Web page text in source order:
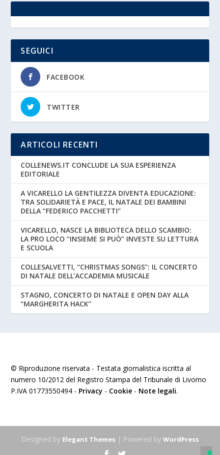
SEGUICI
FACEBOOK
TWITTER
ARTICOLI RECENTI
COLLENEWS.IT CONCLUDE LA SUA ESPERIENZA
EDITORIALE
A VICARELLO LA GENTILEZZA DIVENTA EDUCAZIONE:
TRA SOLIDARIETÀ E PACE, IL NATALE DEI BAMBINI
DELLA “FEDERICO PACCHETTI”
VICARELLO, NASCE LA BIBLIOTECA DELLO SCAMBIO:
LA PRO LOCO “INSIEME SI PUÒ” INVESTE SU LETTURA
E SCUOLA
COLLESALVETTI, “CHRISTMAS SONGS”: IL CONCERTO
DI NATALE DELL’ACCADEMIA MUSICALE
STAGNO, CONCERTO DI NATALE E OPEN DAY ALLA
“MARGHERITA HACK”
© Riproduzione riservata - Testata giornalistica iscritta al
numero 10/2012 del Registro Stampa del Tribunale di Livorno
P.IVA 01773550494 - Privacy - Cookie - Note legali.
Designed by Elegant Themes | Powered by WordPress